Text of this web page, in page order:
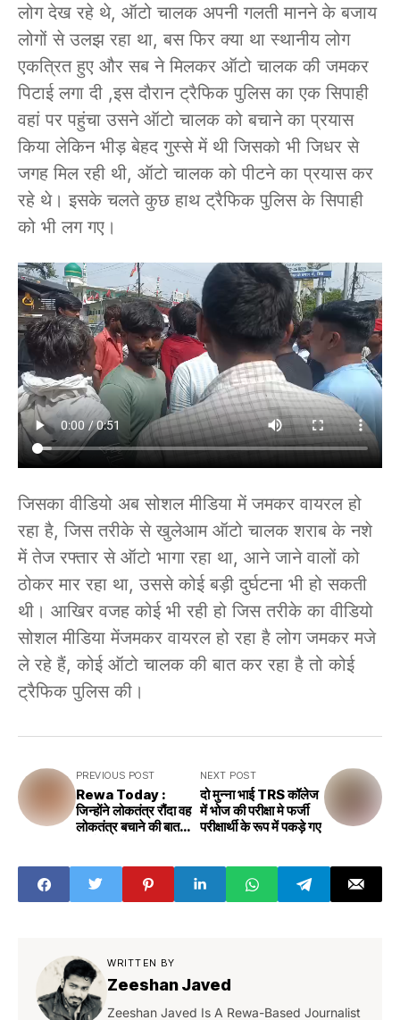
लोग देख रहे थे, ऑटो चालक अपनी गलती मानने के बजाय
लोगों से उलझ रहा था, बस फिर क्या था स्थानीय लोग
एकत्रित हुए और सब ने मिलकर ऑटो चालक की जमकर
पिटाई लगा दी ,इस दौरान ट्रैफिक पुलिस का एक सिपाही
वहां पर पहुंचा उसने ऑटो चालक को बचाने का प्रयास
किया लेकिन भीड़ बेहद गुस्से में थी जिसको भी जिधर से
जगह मिल रही थी, ऑटो चालक को पीटने का प्रयास कर
रहे थे। इसके चलते कुछ हाथ ट्रैफिक पुलिस के सिपाही
को भी लग गए।
जिसका वीडियो अब सोशल मीडिया में जमकर वायरल हो
रहा है, जिस तरीके से खुलेआम ऑटो चालक शराब के नशे
में तेज रफ्तार से ऑटो भागा रहा था, आने जाने वालों को
ठोकर मार रहा था, उससे कोई बड़ी दुर्घटना भी हो सकती
थी। आखिर वजह कोई भी रही हो जिस तरीके का वीडियो
सोशल मीडिया मेंजमकर वायरल हो रहा है लोग जमकर मजे
ले रहे हैं, कोई ऑटो चालक की बात कर रहा है तो कोई
ट्रैफिक पुलिस की।
PREVIOUS POST
Rewa Today :
जिन्होंने लोकतंत्र रौंदा वह
लोकतंत्र बचाने की बात
NEXT POST
दो मुन्ना भाई TRS कॉलेज
में भोज की परीक्षा मे फर्जी
परीक्षार्थी के रूप में पकड़े गए
WRITTEN BY
Zeeshan Javed
Zeeshan Javed Is A Rewa-Based Journalist